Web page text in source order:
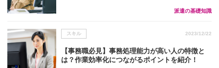
派遣の基礎知識
スキル 2023/12/22
【事務職必見】事務処理能力が高い人の特徴と
は？作業効率化につながるポイントを紹介！